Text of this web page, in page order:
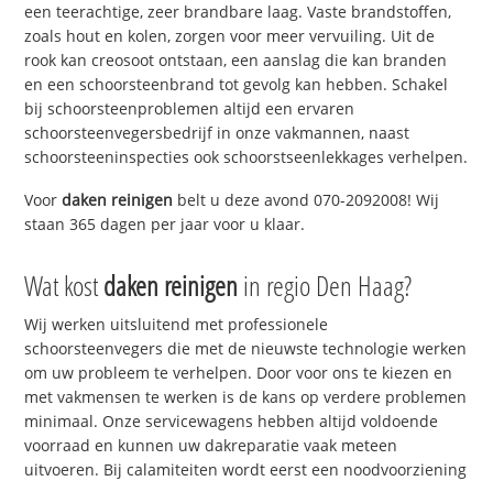
een teerachtige, zeer brandbare laag. Vaste brandstoffen,
zoals hout en kolen, zorgen voor meer vervuiling. Uit de
rook kan creosoot ontstaan, een aanslag die kan branden
en een schoorsteenbrand tot gevolg kan hebben. Schakel
bij schoorsteenproblemen altijd een ervaren
schoorsteenvegersbedrijf in onze vakmannen, naast
schoorsteeninspecties ook schoorstseenlekkages verhelpen.
Voordaken reinigen belt u deze avond 070-2092008! Wij
staan 365 dagen per jaar voor u klaar.
Wat kostdaken reinigen in regio Den Haag?
Wij werken uitsluitend met professionele
schoorsteenvegers die met de nieuwste technologie werken
om uw probleem te verhelpen. Door voor ons te kiezen en
met vakmensen te werken is de kans op verdere problemen
minimaal. Onze servicewagens hebben altijd voldoende
voorraad en kunnen uw dakreparatie vaak meteen
uitvoeren. Bij calamiteiten wordt eerst een noodvoorziening